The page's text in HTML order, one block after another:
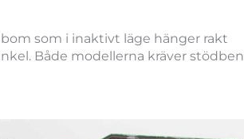
som i inaktivt läge hänger rakt
Både modellerna kräver stödben